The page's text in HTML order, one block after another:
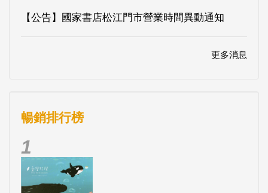
【公告】國家書店松江門市營業時間異動通知
更多消息
暢銷排行榜
1